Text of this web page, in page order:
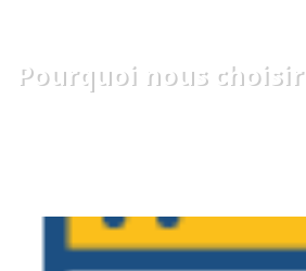
Pourquoi nous choisir